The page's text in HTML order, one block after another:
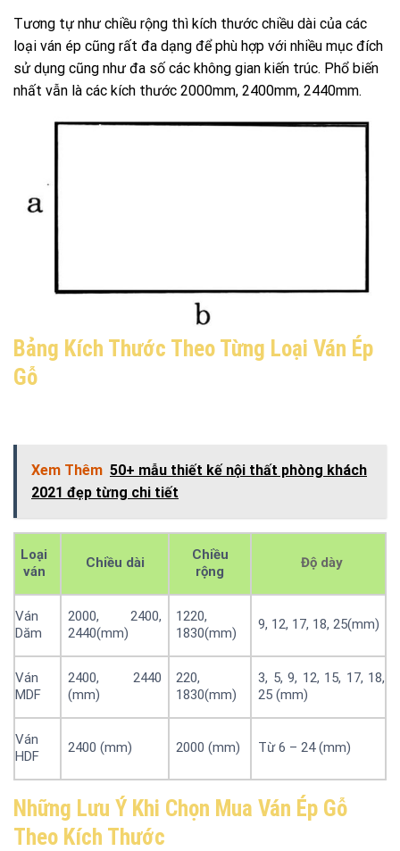
Tương tự như chiều rộng thì kích thước chiều dài của các
loại ván ép cũng rất đa dạng để phù hợp với nhiều mục đích
sử dụng cũng như đa số các không gian kiến trúc. Phổ biến
nhất vẫn là các kích thước 2000mm, 2400mm, 2440mm.
Bảng Kích Thước Theo Từng Loại Ván Ép
Gỗ
Xem Thêm 50+ mẫu thiết kế nội thất phòng khách
2021 đẹp từng chi tiết
Loại
ván
Chiều dài
Chiều
rộng
Độ dày
Ván
Dăm
2000, 2400,
2440(mm)
1220,
1830(mm)
9, 12, 17, 18, 25(mm)
Ván
MDF
2400, 2440
(mm)
220,
1830(mm)
3, 5, 9, 12, 15, 17, 18,
25 (mm)
Ván
HDF
2400 (mm) 2000 (mm) Từ 6 – 24 (mm)
Những Lưu Ý Khi Chọn Mua Ván Ép Gỗ
Theo Kích Thước